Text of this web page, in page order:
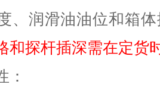
、润滑油油位和箱
和探杆插深需在定货
：